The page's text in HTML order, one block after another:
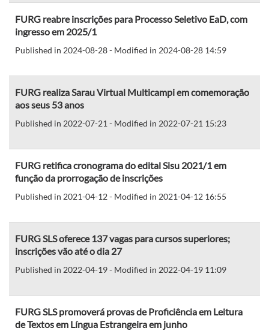
FURG reabre inscrições para Processo Seletivo EaD, com
ingresso em 2025/1
Published in 2024-08-28 - Modified in 2024-08-28 14:59
FURG realiza Sarau Virtual Multicampi em comemoração
aos seus 53 anos
Published in 2022-07-21 - Modified in 2022-07-21 15:23
FURG retifica cronograma do edital Sisu 2021/1 em
função da prorrogação de inscrições
Published in 2021-04-12 - Modified in 2021-04-12 16:55
FURG SLS oferece 137 vagas para cursos superiores;
inscrições vão até o dia 27
Published in 2022-04-19 - Modified in 2022-04-19 11:09
FURG SLS promoverá provas de Proficiência em Leitura
de Textos em Língua Estrangeira em junho